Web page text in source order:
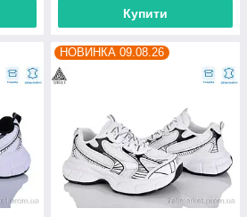
Купити
НОВИНКА 09.08.26